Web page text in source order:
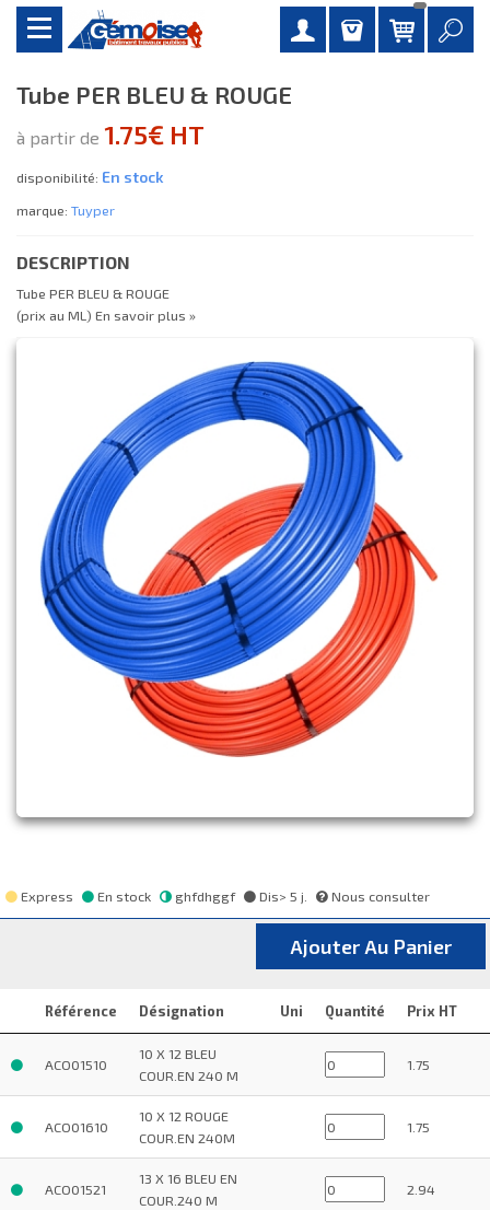
Tube PER BLEU & ROUGE
à partir de 1.75€ HT
disponibilité: En stock
marque: Tuyper
DESCRIPTION
Tube PER BLEU & ROUGE
(prix au ML) En savoir plus »
Express En stock ghfdhggf Dis> 5 j. Nous consulter
Ajouter Au Panier
Référence Désignation Uni Quantité Prix HT
ACO01510
10 X 12 BLEU
COUR.EN 240 M
1.75
ACO01610
10 X 12 ROUGE
COUR.EN 240M
1.75
ACO01521
13 X 16 BLEU EN
COUR.240 M
2.94